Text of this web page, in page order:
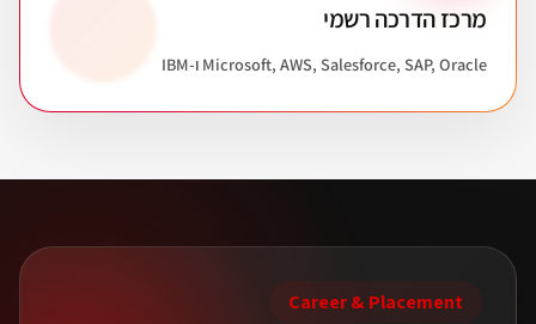
מרכז הדרכה רשמי
Microsoft, AWS, Salesforce, SAP, Oracle ו-IBM
Career & Placement